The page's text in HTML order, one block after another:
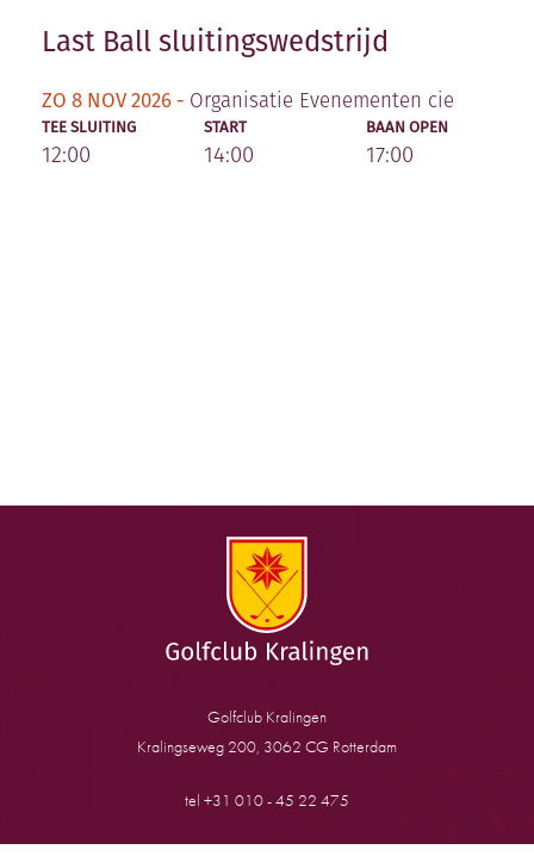
Last Ball sluitingswedstrijd
ZO 8 NOV 2026 - Organisatie Evenementen cie
TEE SLUITING
12:00
START
14:00
BAAN OPEN
17:00
Golfclub Kralingen
Kralingseweg 200, 3062 CG Rotterdam
tel +31 010 - 45 22 475